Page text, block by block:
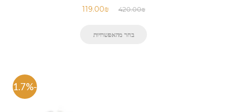
420.00₪
119.00₪
בחר מהאפשרויות
-71.7%